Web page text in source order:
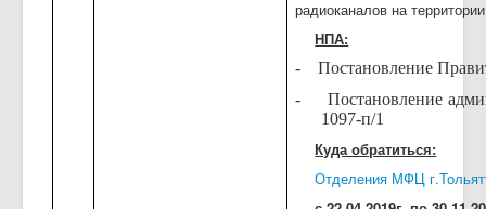
радиоканалов на
НПА:
-
Постановление
-
Постановление
1097-п/1
Куда обратиться:
Отделения МФЦ